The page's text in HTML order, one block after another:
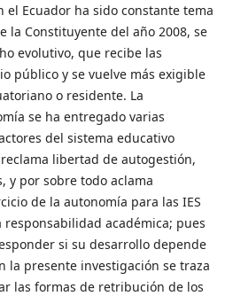
el Ecuador ha sido constante tema
la Constituyente del año 2008, se
evolutivo, que recibe las
público y se vuelve más exigible
o residente. La
se ha entregado varias
del sistema educativo
libertad de autogestión,
y por sobre todo aclama
de la autonomía para las IES
responsabilidad académica; pues
si su desarrollo depende
la presente investigación se traza
las formas de retribución de los